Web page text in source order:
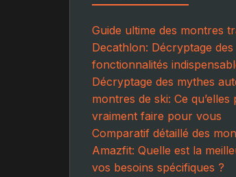
Guide ultime des montres
Decathlon: Décryptage des
fonctionnalités
Décryptage des mythes
montres de ski: Ce qu’elles
vraiment faire pour vous
Comparatif détaillé des
Amazfit: Quelle est la
vos besoins spécifiques ?